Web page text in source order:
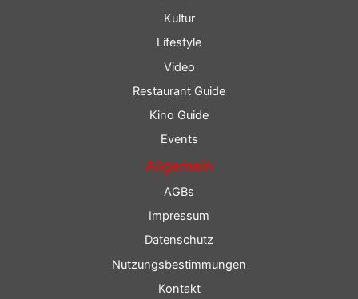
Kultur
Lifestyle
Video
Restaurant Guide
Kino Guide
Events
Allgemein
AGBs
Impressum
Datenschutz
Nutzungsbestimmungen
Kontakt